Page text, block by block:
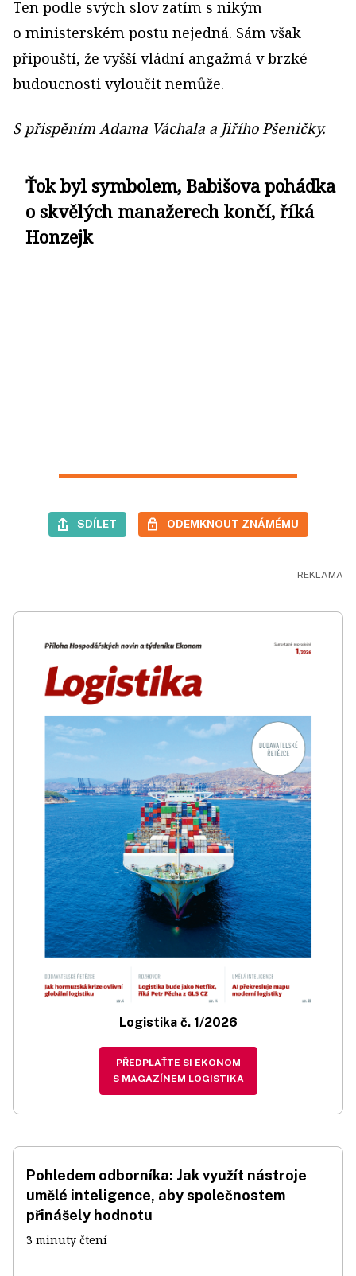
Ten podle svých slov zatím s nikým
o ministerském postu nejedná. Sám však
připouští, že vyšší vládní angažmá v brzké
budoucnosti vyloučit nemůže.
S přispěním Adama Váchala a Jiřího Pšeničky.
Ťok byl symbolem, Babišova pohádka
o skvělých manažerech končí, říká
Honzejk
SDÍLET ODEMKNOUT ZNÁMÉMU
Logistika č. 1/2026
PŘEDPLAŤTE SI EKONOM
S MAGAZÍNEM LOGISTIKA
Pohledem odborníka: Jak využít nástroje
umělé inteligence, aby společnostem
přinášely hodnotu
3 minuty čtení